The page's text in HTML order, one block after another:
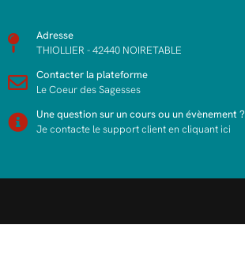
Adresse
THIOLLIER - 42440 NOIRETABLE
Contacter la plateforme
Le Coeur des Sagesses
Une question sur un cours ou un évènement ?
Je contacte le support client en cliquant ici